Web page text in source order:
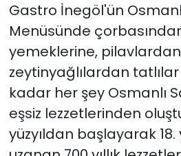
Gastro İnegöl'ün
Menüsünde
yemeklerine,
zeytinyağlılardan
kadar her şey Osmanlı
eşsiz lezzetlerinden
yüzyıldan başlayarak 18.